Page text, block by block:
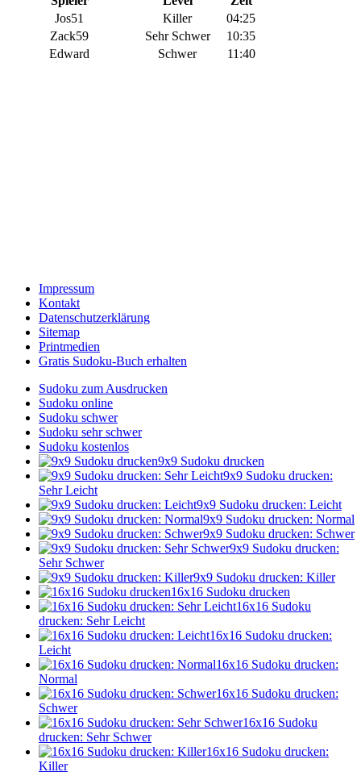
Jos51
Killer
04:25
Zack59
Sehr Schwer
10:35
Edward
Schwer 11:40
Impressum
Kontakt
Datenschutzerklärung
Sitemap
Printmedien
Gratis Sudoku-Buch erhalten
Sudoku zum Ausdrucken
Sudoku online
Sudoku schwer
Sudoku sehr schwer
Sudoku kostenlos
9x9 Sudoku drucken
9x9 Sudoku drucken:
Sehr Leicht
9x9 Sudoku drucken: Leicht
9x9 Sudoku drucken: Normal
9x9 Sudoku drucken: Schwer
9x9 Sudoku drucken:
Sehr Schwer
9x9 Sudoku drucken: Killer
16x16 Sudoku drucken
16x16 Sudoku
drucken: Sehr Leicht
16x16 Sudoku drucken:
Leicht
16x16 Sudoku drucken:
Normal
16x16 Sudoku drucken:
Schwer
16x16 Sudoku
drucken: Sehr Schwer
16x16 Sudoku drucken:
Killer